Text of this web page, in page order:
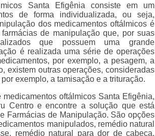
Santa Efigênia consiste em um
de forma individualizada, ou seja,
dos medicamentos oftálmicos é
de manipulação que, por suas
que possuem uma grande
é realizada uma série de operações
por exemplo, a pesagem, a
existem outras operações, consideradas
exemplo, a tamisação e a trituração.
oftálmicos Santa Efigênia,
Centro e encontre a solução que está
Farmácias de Manipulação. São opções
manipulados, remédio natural
remédio natural para dor de cabeça,